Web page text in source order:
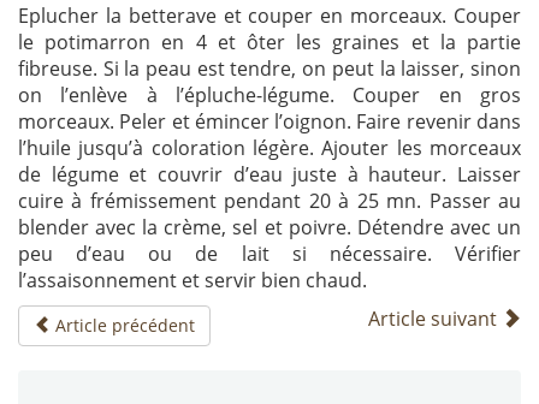
Eplucher la betterave et couper en morceaux. Couper
le potimarron en 4 et ôter les graines et la partie
fibreuse. Si la peau est tendre, on peut la laisser, sinon
on l’enlève à l’épluche-légume. Couper en gros
morceaux. Peler et émincer l’oignon. Faire revenir dans
l’huile jusqu’à coloration légère. Ajouter les morceaux
de légume et couvrir d’eau juste à hauteur. Laisser
cuire à frémissement pendant 20 à 25 mn. Passer au
blender avec la crème, sel et poivre. Détendre avec un
peu d’eau ou de lait si nécessaire. Vérifier
l’assaisonnement et servir bien chaud.
Article précédent Article suivant